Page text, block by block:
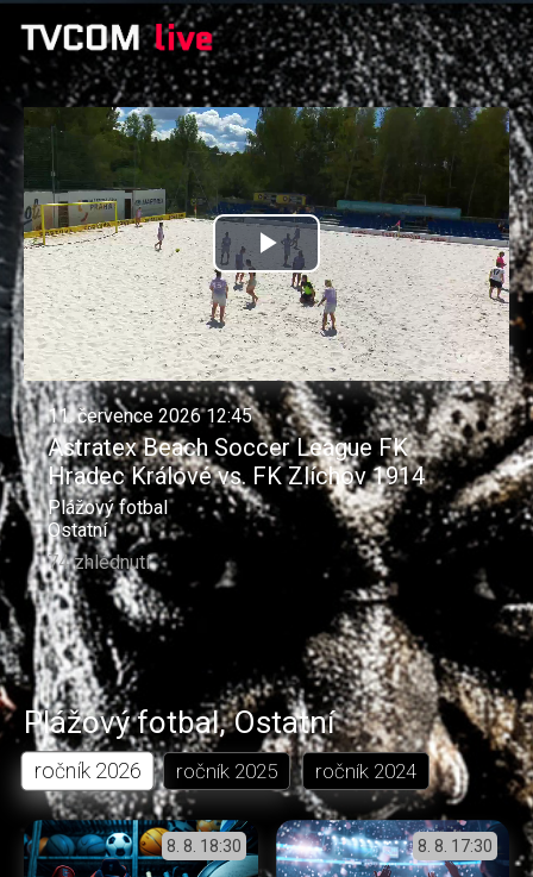
Přehrát
video
11. července 2026 12:45
Astratex Beach Soccer League FK
Hradec Králové vs. FK Zlíchov 1914
Plážový fotbal
Ostatní
74 zhlédnutí
Plážový fotbal,Ostatní
ročník 2026 ročník 2025 ročník 2024
8. 8. 18:30 8. 8. 17:30